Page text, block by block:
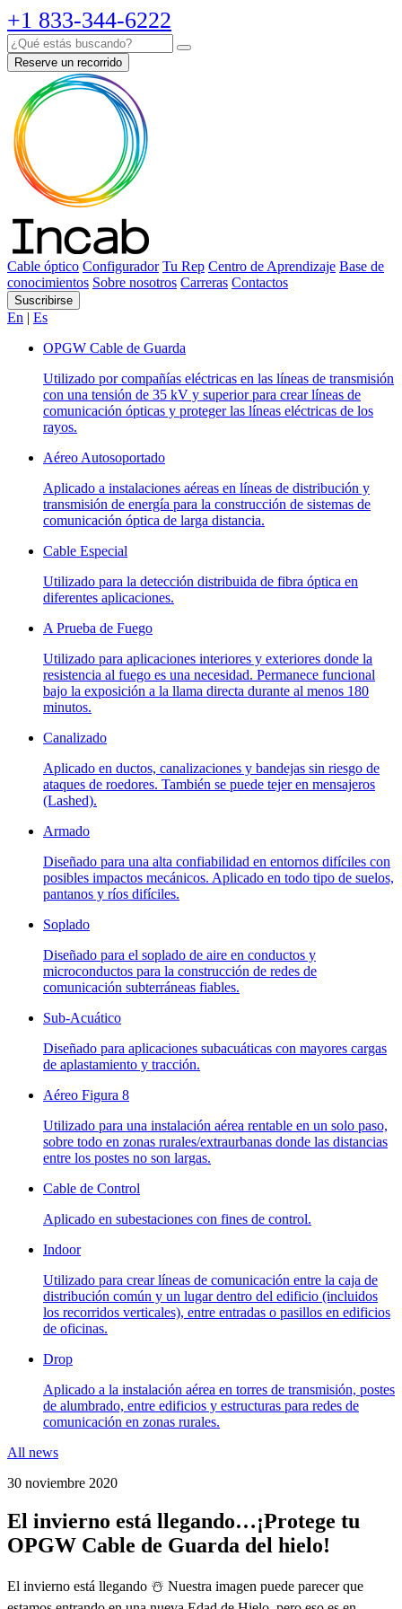
+1 833-344-6222
Reserve un recorrido
Cable óptico Configurador Tu Rep Centro de Aprendizaje Base de
conocimientos Sobre nosotros Carreras Contactos
Suscribirse
En | Es
OPGW Cable de Guarda
Utilizado por compañías eléctricas en las líneas de transmisión
con una tensión de 35 kV y superior para crear líneas de
comunicación ópticas y proteger las líneas eléctricas de los
rayos.
Aéreo Autosoportado
Aplicado a instalaciones aéreas en líneas de distribución y
transmisión de energía para la construcción de sistemas de
comunicación óptica de larga distancia.
Cable Especial
Utilizado para la detección distribuida de fibra óptica en
diferentes aplicaciones.
A Prueba de Fuego
Utilizado para aplicaciones interiores y exteriores donde la
resistencia al fuego es una necesidad. Permanece funcional
bajo la exposición a la llama directa durante al menos 180
minutos.
Canalizado
Aplicado en ductos, canalizaciones y bandejas sin riesgo de
ataques de roedores. También se puede tejer en mensajeros
(Lashed).
Armado
Diseñado para una alta confiabilidad en entornos difíciles con
posibles impactos mecánicos. Aplicado en todo tipo de suelos,
pantanos y ríos difíciles.
Soplado
Diseñado para el soplado de aire en conductos y
microconductos para la construcción de redes de
comunicación subterráneas fiables.
Sub-Acuático
Diseñado para aplicaciones subacuáticas con mayores cargas
de aplastamiento y tracción.
Aéreo Figura 8
Utilizado para una instalación aérea rentable en un solo paso,
sobre todo en zonas rurales/extraurbanas donde las distancias
entre los postes no son largas.
Cable de Control
Aplicado en subestaciones con fines de control.
Indoor
Utilizado para crear líneas de comunicación entre la caja de
distribución común y un lugar dentro del edificio (incluidos
los recorridos verticales), entre entradas o pasillos en edificios
de oficinas.
Drop
Aplicado a la instalación aérea en torres de transmisión, postes
de alumbrado, entre edificios y estructuras para redes de
comunicación en zonas rurales.
All news
30 noviembre 2020
El invierno está llegando…¡Protege tu
OPGW Cable de Guarda del hielo!
El invierno está llegando ☃️ Nuestra imagen puede parecer que